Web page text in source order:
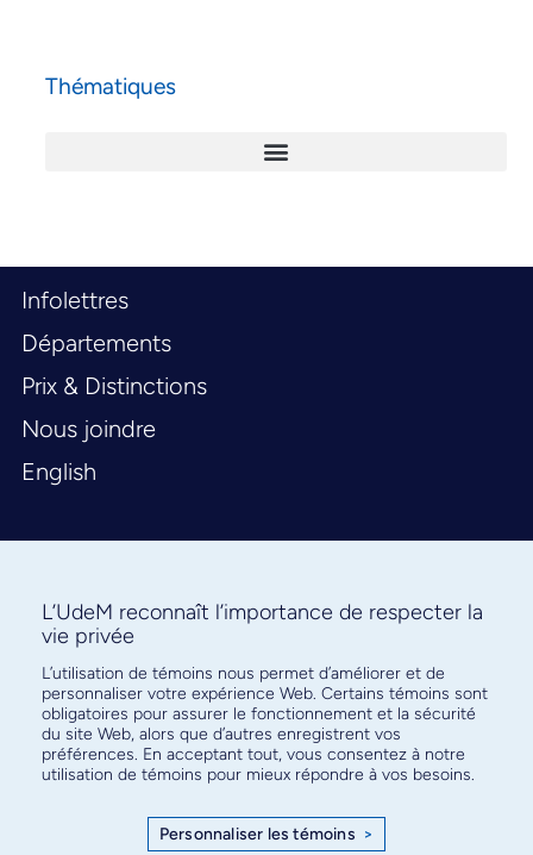
Thématiques
Infolettres
Départements
Prix & Distinctions
Nous joindre
English
Abonnez-vous à notre infolettre
pour connaître l’actualité facultaire
L’UdeM reconnaît l’importance de respecter la
vie privée
L’utilisation de témoins nous permet d’améliorer et de
personnaliser votre expérience Web. Certains témoins sont
obligatoires pour assurer le fonctionnement et la sécurité
du site Web, alors que d’autres enregistrent vos
préférences. En acceptant tout, vous consentez à notre
utilisation de témoins pour mieux répondre à vos besoins.
Personnaliser les témoins >